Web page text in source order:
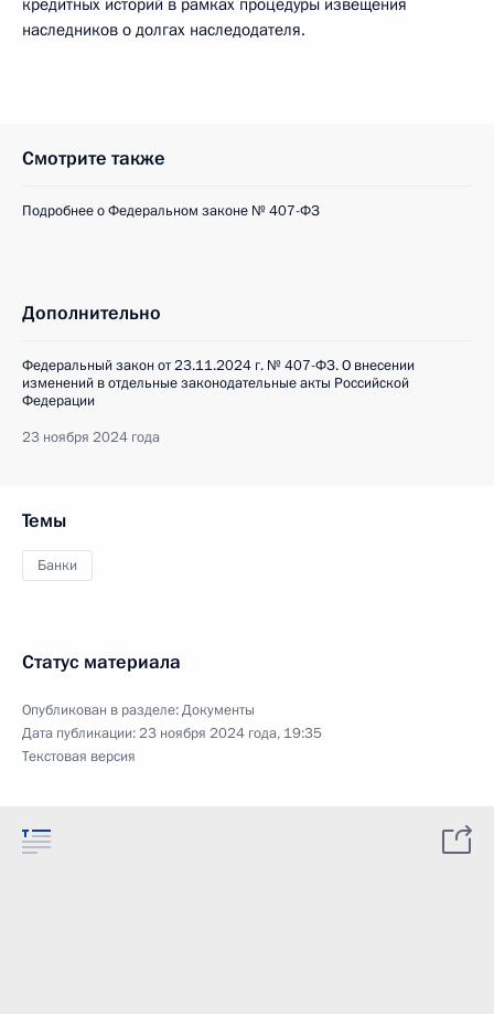
кредитных историй в рамках процедуры извещения
наследников о долгах наследодателя.
Смотрите также
Подробнее о Федеральном законе № 407-ФЗ
Дополнительно
Федеральный закон от 23.11.2024 г. № 407-ФЗ. О внесении
изменений в отдельные законодательные акты Российской
Федерации
23 ноября 2024 года
Темы
Банки
Статус материала
Опубликован в разделе:Документы
Дата публикации:23 ноября 2024 года, 19:35
Текстовая версия